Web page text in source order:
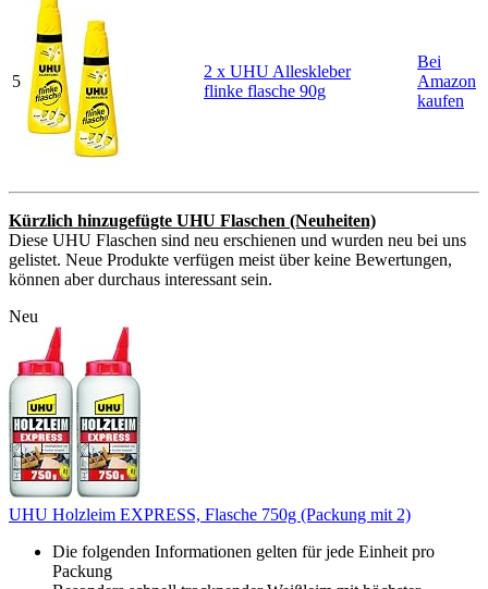
5
2 x UHU Alleskleber
flinke flasche 90g
Bei
Amazon
kaufen
Kürzlich hinzugefügte UHU Flaschen (Neuheiten)
Diese UHU Flaschen sind neu erschienen und wurden neu bei uns
gelistet. Neue Produkte verfügen meist über keine Bewertungen,
können aber durchaus interessant sein.
Neu
UHU Holzleim EXPRESS, Flasche 750g (Packung mit 2)
Die folgenden Informationen gelten für jede Einheit pro
Packung